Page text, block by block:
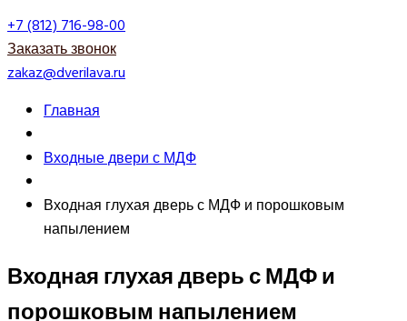
+7 (812) 716-98-00
Заказать звонок
zakaz@dverilava.ru
Главная
Входные двери с МДФ
Входная глухая дверь с МДФ и порошковым
напылением
Входная глухая дверь с МДФ и
порошковым напылением